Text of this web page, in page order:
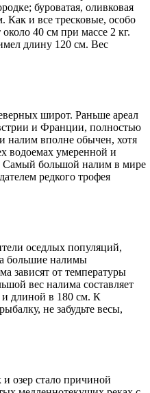
буроватая, оливковая
Как и все тресковые, особо
40 см при массе 2 кг.
длину 120 см. Вес
широт. Раньше ареал
и Франции, полностью
налим вполне обычен, хотя
водоемах умеренной и
Самый большой налим в мире
редкого трофея
оседлых популяций,
большие налимы
зависят от температуры
вес налима составляет
и длиной в 180 см. К
не забудьте весы,
озер стало причиной